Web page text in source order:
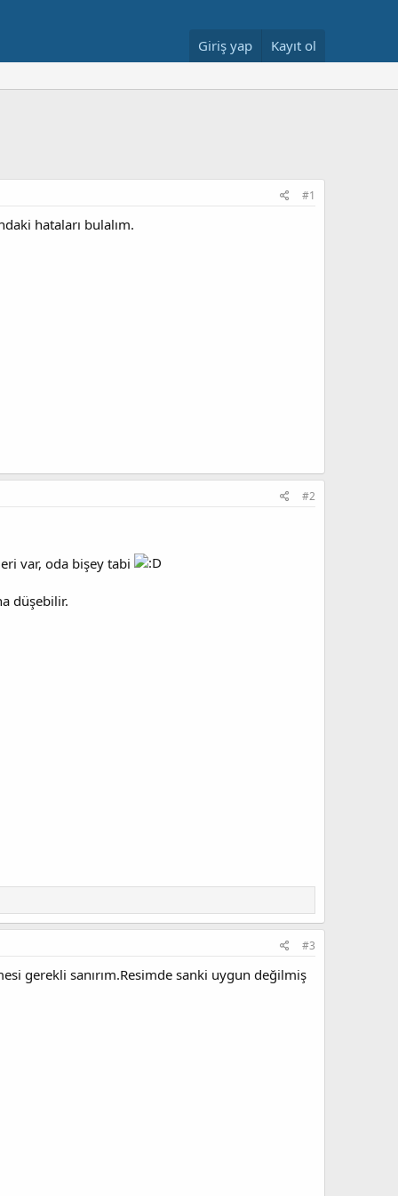
Giriş yap Kayıt ol
#1
hataları bulalım.
#2
var, oda bişey tabi
düşebilir.
#3
gerekli sanırım.Resimde sanki uygun değilmiş